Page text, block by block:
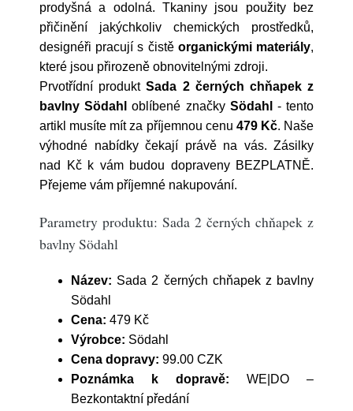
prodyšná a odolná. Tkaniny jsou použity bez
přičinění jakýchkoliv chemických prostředků,
designéři pracují s čistě organickými materiály,
které jsou přirozeně obnovitelnými zdroji.
Prvotřídní produktSada 2 černých chňapek z
bavlny Södahl
oblíbené značky Södahl
- tento
artikl musíte mít za příjemnou cenu 479 Kč. Naše
výhodné nabídky čekají právě na vás. Zásilky
nad Kč k vám budou dopraveny BEZPLATNĚ.
Přejeme vám příjemné nakupování.
Parametry produktu: Sada 2 černých chňapek z
bavlny Södahl
Název: Sada 2 černých chňapek z bavlny
Södahl
Cena: 479 Kč
Výrobce: Södahl
Cena dopravy: 99.00 CZK
Poznámka k dopravě: WE|DO –
Bezkontaktní předání